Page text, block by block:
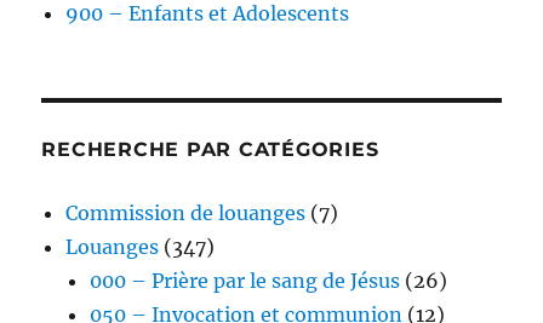
900 – Enfants et Adolescents
RECHERCHE PAR CATÉGORIES
Commission de louanges (7)
Louanges (347)
000 – Prière par le sang de Jésus (26)
050 – Invocation et communion (12)